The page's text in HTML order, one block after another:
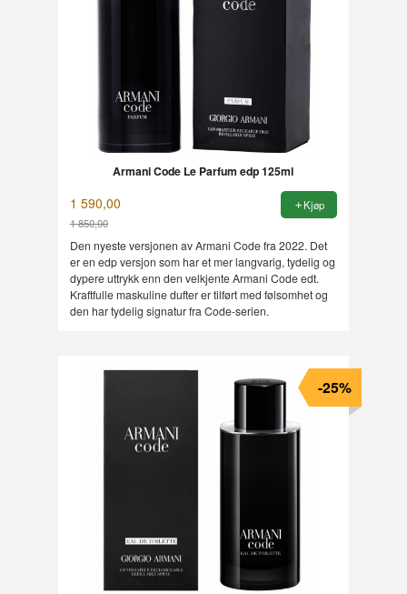
Armani Code Le Parfum edp 125ml
1 590,00
1 850,00
Rabatt
Kjøp
Den nyeste versjonen av Armani Code fra 2022. Det
er en edp versjon som har et mer langvarig, tydelig og
dypere uttrykk enn den velkjente Armani Code edt.
Kraftfulle maskuline dufter er tilført med følsomhet og
den har tydelig signatur fra Code-serien.
-25%